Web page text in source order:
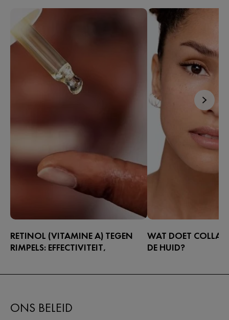
RETINOL (VITAMINE A) TEGEN
RIMPELS: EFFECTIVITEIT,
Vrij verkrijgbare retinolproducten zijn
WAT DOET
DE HUID?
helemaal trending en
ONS BELEID